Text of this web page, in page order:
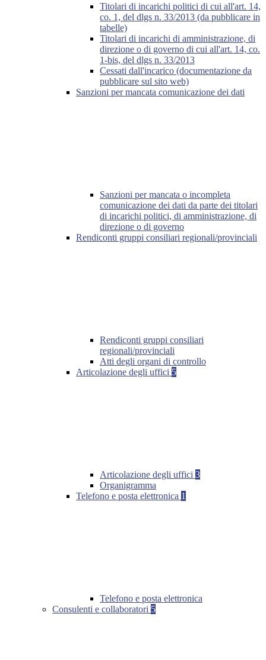
Titolari di incarichi politici di cui all'art. 14,
co. 1, del dlgs n. 33/2013 (da pubblicare in
tabelle)
Titolari di incarichi di amministrazione, di
direzione o di governo di cui all'art. 14, co.
1-bis, del dlgs n. 33/2013
Cessati dall'incarico (documentazione da
pubblicare sul sito web)
Sanzioni per mancata comunicazione dei dati
Sanzioni per mancata o incompleta
comunicazione dei dati da parte dei titolari
di incarichi politici, di amministrazione, di
direzione o di governo
Rendiconti gruppi consiliari regionali/provinciali
Rendiconti gruppi consiliari
regionali/provinciali
Atti degli organi di controllo
Articolazione degli uffici 5
Articolazione degli uffici 3
Organigramma
Telefono e posta elettronica 1
Telefono e posta elettronica
Consulenti e collaboratori 5